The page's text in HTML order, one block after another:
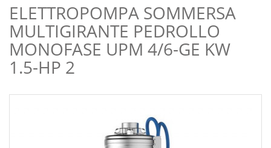
ELETTROPOMPA SOMMERSA
MULTIGIRANTE PEDROLLO
MONOFASE UPM 4/6-GE KW
1.5-HP 2